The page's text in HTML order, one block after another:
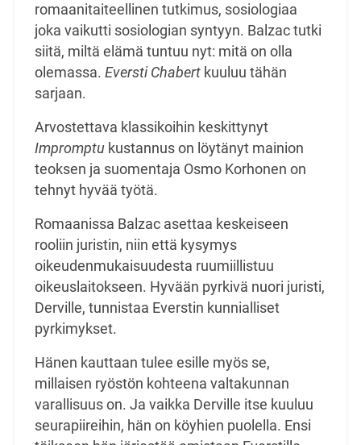
romaanitaiteellinen tutkimus, sosiologiaa
joka vaikutti sosiologian syntyyn. Balzac tutki
siitä, miltä elämä tuntuu nyt: mitä on olla
olemassa. Eversti Chabertkuuluu tähän
sarjaan.
Arvostettava klassikoihin keskittynyt
Impromptu kustannus on löytänyt mainion
teoksen ja suomentaja Osmo Korhonen on
tehnyt hyvää työtä.
Romaanissa Balzac asettaa keskeiseen
rooliin juristin, niin että kysymys
oikeudenmukaisuudesta ruumiillistuu
oikeuslaitokseen. Hyvään pyrkivä nuori juristi,
Derville, tunnistaa Everstin kunnialliset
pyrkimykset.
Hänen kauttaan tulee esille myös se,
millaisen ryöstön kohteena valtakunnan
varallisuus on. Ja vaikka Derville itse kuuluu
seurapiireihin, hän on köyhien puolella. Ensi